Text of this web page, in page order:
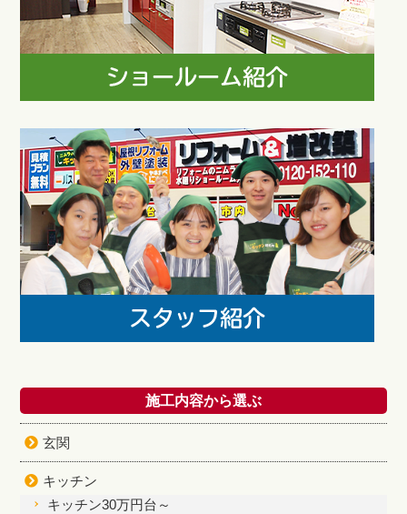
施工内容から選ぶ
玄関
キッチン
キッチン30万円台～